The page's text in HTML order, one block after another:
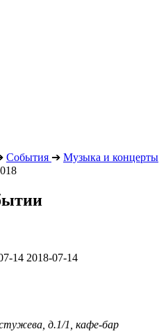
События ➔ Музыка и концерты
14 2018-07-14
д.1/1, кафе-бар